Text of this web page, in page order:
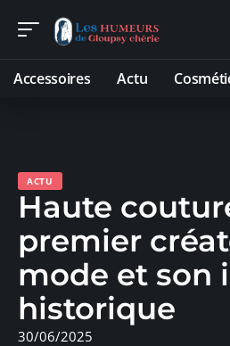
Accessoires Actu
ACTU
Haute
premier
mode et son
historique
30/06/2025